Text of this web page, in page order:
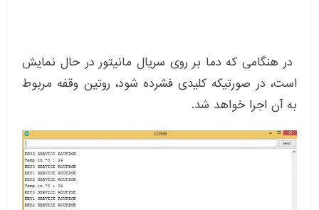
در هنگامی که دما بر روی سریال مانیتور در حال نمایش
است، در صورتیکه کلیدی فشرده شود، روتین وقفه مربوط
به آن اجرا خواهد شد.